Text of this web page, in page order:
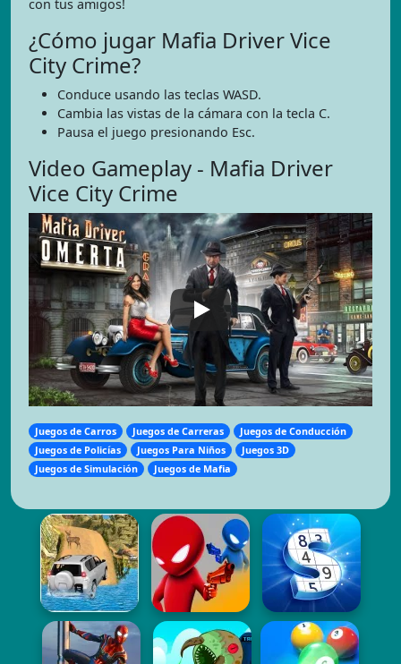
con tus amigos!
¿Cómo jugar Mafia Driver Vice
City Crime?
Conduce usando las teclas WASD.
Cambia las vistas de la cámara con la tecla C.
Pausa el juego presionando Esc.
Video Gameplay - Mafia Driver
Vice City Crime
Juegos de Carros Juegos de Carreras
Juegos de Conducción
Juegos de Policías
Juegos Para Niños
Juegos 3D
Juegos de Simulación
Juegos de Mafia